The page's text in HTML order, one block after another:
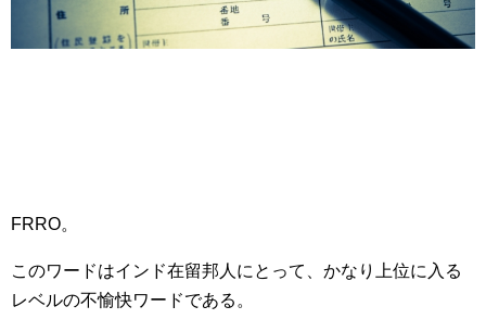
FRRO。
このワードはインド在留邦人にとって、かなり上位に入る
レベルの不愉快ワードである。